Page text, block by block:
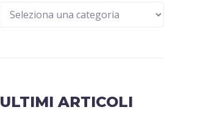
ULTIMI ARTICOLI